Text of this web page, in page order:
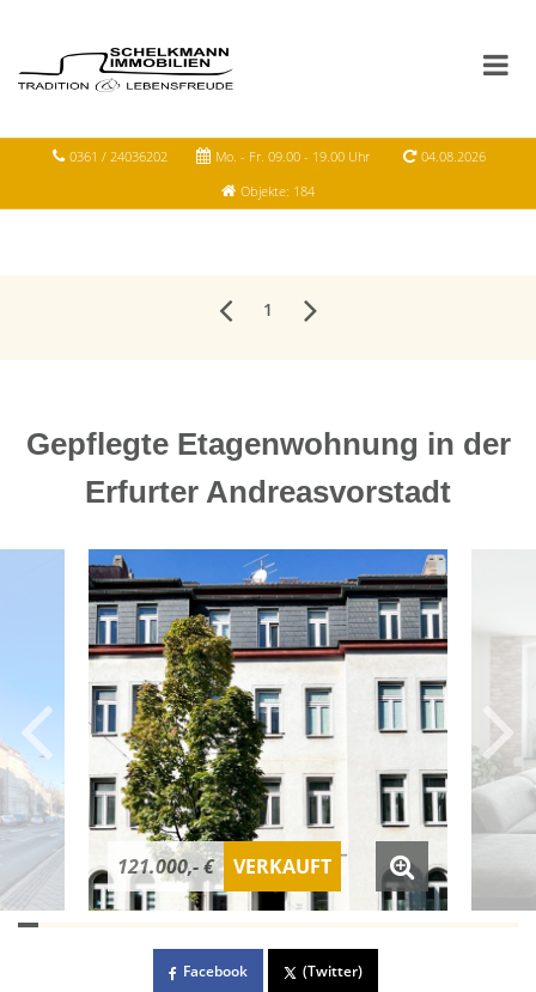
0361 / 24036202 Mo. - Fr. 09.00 - 19.00 Uhr
04.08.2026
Objekte: 184
1
Gepflegte Etagenwohnung in der
Erfurter Andreasvorstadt
121.000,- € VERKAUFT
Facebook (Twitter)